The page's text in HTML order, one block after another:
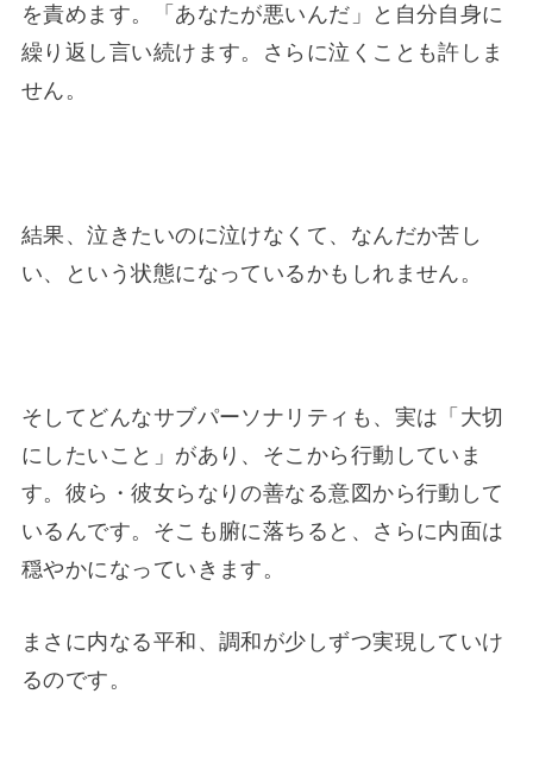
を責めます。「あなたが悪いんだ」と自分自身に
繰り返し言い続けます。さらに泣くことも許しま
せん。
結果、泣きたいのに泣けなくて、なんだか苦し
い、という状態になっているかもしれません。
そしてどんなサブパーソナリティも、実は「大切
にしたいこと」があり、そこから行動していま
す。彼ら・彼女らなりの善なる意図から行動して
いるんです。そこも腑に落ちると、さらに内面は
穏やかになっていきます。
まさに内なる平和、調和が少しずつ実現していけ
るのです。